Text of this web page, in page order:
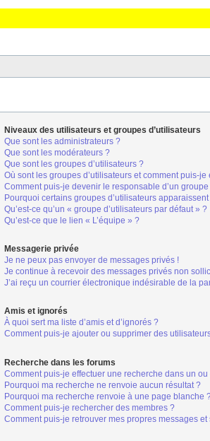
Niveaux des utilisateurs et groupes d’utilisateurs
Que sont les administrateurs ?
Que sont les modérateurs ?
Que sont les groupes d’utilisateurs ?
Où sont les groupes d’utilisateurs et comment puis-
Comment puis-je devenir le responsable d’un groupe
Pourquoi certains groupes d’utilisateurs
Qu’est-ce qu’un « groupe d’utilisateurs par défaut » ?
Qu’est-ce que le lien « L’équipe » ?
Messagerie privée
Je ne peux pas envoyer de messages privés !
Je continue à recevoir des messages privés non
J’ai reçu un courrier électronique indésirable de la
Amis et ignorés
À quoi sert ma liste d’amis et d’ignorés ?
Comment puis-je ajouter ou supprimer des
Recherche dans les forums
Comment puis-je effectuer une recherche dans un ou
Pourquoi ma recherche ne renvoie aucun résultat ?
Pourquoi ma recherche renvoie à une page blanche
Comment puis-je rechercher des membres ?
Comment puis-je retrouver mes propres messages et